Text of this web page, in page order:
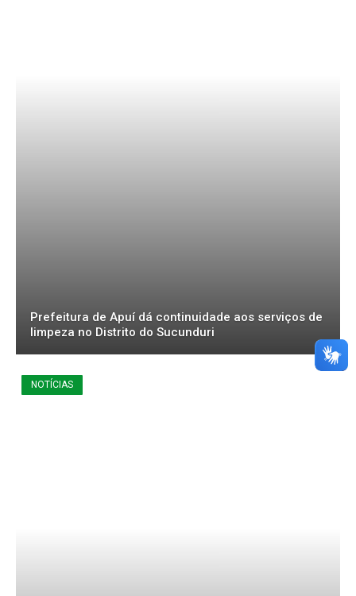
Prefeitura de Apuí dá continuidade aos serviços de
limpeza no Distrito do Sucunduri
NOTÍCIAS